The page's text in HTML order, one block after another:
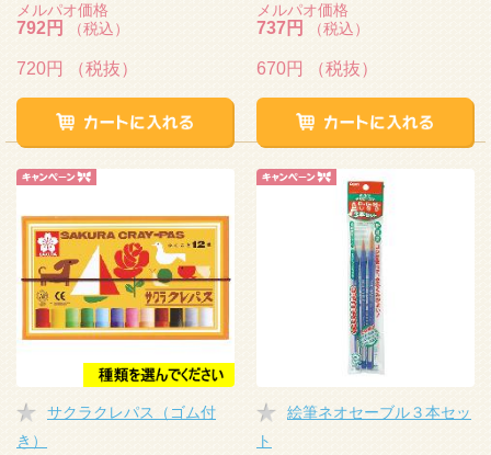
メルパオ価格
792円 （税込）
720円 （税抜）
メルパオ価格
737円 （税込）
670円 （税抜）
サクラクレパス（ゴム付
き）
絵筆ネオセーブル３本セッ
ト